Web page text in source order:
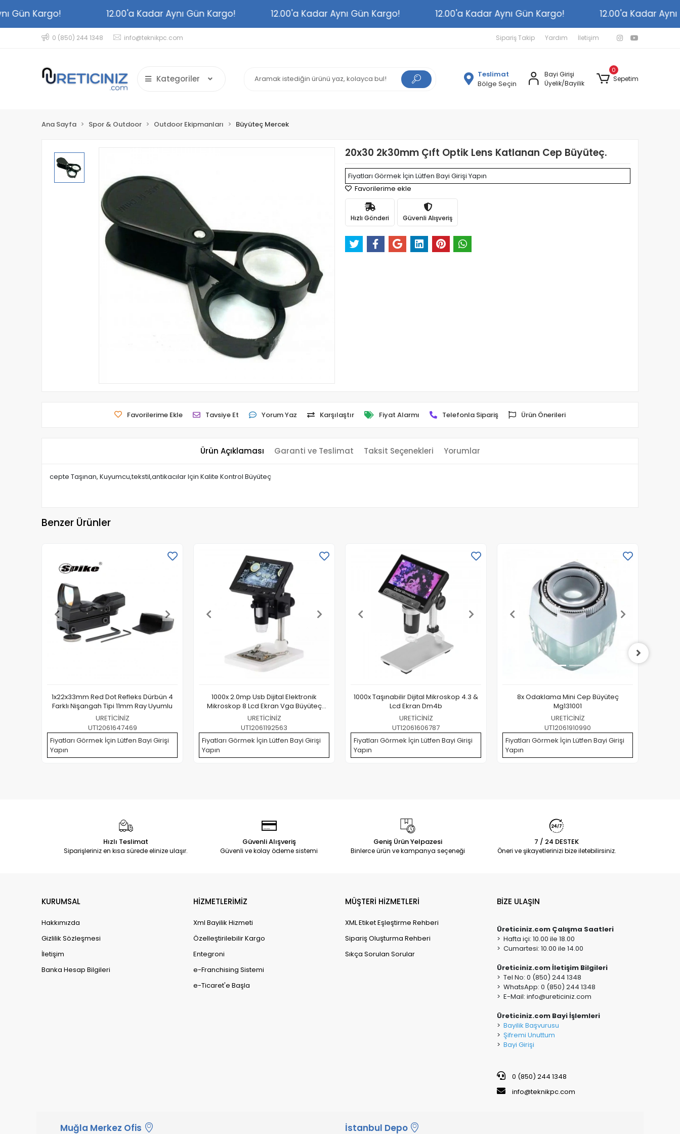
Gün Kargo! 12.00'a Kadar Aynı Gün Kargo! 12.00'a Kadar Aynı Gün Kargo! 12.00'a Kadar Aynı Gün Kargo! 12.00'a Kadar
0 (850) 244 1348 info@teknikpc.com Sipariş Takip Yardım İletişim
Kategoriler
Teslimat
Bölge Seçin
Bayi Girişi
Üyelik/Bayilik
0
Sepetim
Ana Sayfa Spor & Outdoor Outdoor Ekipmanları Büyüteç Mercek
20x30 2k30mm Çıft Optik Lens Katlanan Cep Büyüteç.
Fiyatları Görmek İçin Lütfen Bayi Girişi Yapın
Favorilerime ekle
Hızlı Gönderi Güvenli Alışveriş
Favorilerime Ekle Tavsiye Et Yorum Yaz Karşılaştır Fiyat Alarmı Telefonla Sipariş Ürün Önerileri
Ürün Açıklaması Garanti ve Teslimat Taksit Seçenekleri Yorumlar
cepte Taşınan, Kuyumcu,tekstil,antikacılar Için Kalite Kontrol Büyüteç
Benzer Ürünler
1x22x33mm Red Dot Refleks Dürbün 4
Farklı Nişangah Tipi 11mm Ray Uyumlu
URETİCİNİZ
UT12061647469
Fiyatları Görmek İçin Lütfen Bayi Girişi
Yapın
1000x 2.0mp Usb Dijital Elektronik
Mikroskop 8 Lcd Ekran Vga Büyüteç
Dm4s
URETİCİNİZ
UT12061192563
Fiyatları Görmek İçin Lütfen Bayi Girişi
Yapın
1000x Taşınabilir Dijital Mikroskop 4.3 &
Lcd Ekran Dm4b
URETİCİNİZ
UT12061606787
Fiyatları Görmek İçin Lütfen Bayi Girişi
Yapın
8x Odaklama Mini Cep Büyüteç
Mg131001
URETİCİNİZ
UT12061910990
Fiyatları Görmek İçin Lütfen Bayi Girişi
Yapın
Hızlı Teslimat
Siparişleriniz en kısa sürede elinize ulaşır.
Güvenli Alışveriş
Güvenli ve kolay ödeme sistemi
Geniş Ürün Yelpazesi
Binlerce ürün ve kampanya seçeneği
7 / 24 DESTEK
Öneri ve şikayetlerinizi bize iletebilirsiniz.
KURUMSAL
Hakkımızda
Gizlilik Sözleşmesi
İletişim
Banka Hesap Bilgileri
HİZMETLERİMİZ
Xml Bayilik Hizmeti
Özelleştirilebilir Kargo
Entegroni
e-Franchising Sistemi
e-Ticaret'e Başla
MÜŞTERİ HİZMETLERİ
XML Etiket Eşleştirme Rehberi
Sipariş Oluşturma Rehberi
Sıkça Sorulan Sorular
BİZE ULAŞIN
Üreticiniz.com Çalışma Saatleri
> Hafta içi: 10.00 ile 18.00
> Cumartesi: 10.00 ile 14.00
Üreticiniz.com İletişim Bilgileri
> Tel No: 0 (850) 244 1348
> WhatsApp: 0 (850) 244 1348
> E-Mail: info@ureticiniz.com
Üreticiniz.com Bayi İşlemleri
> Bayilik Başvurusu
> Şifremi Unuttum
> Bayi Girişi
0 (850) 244 1348
info@teknikpc.com
Muğla Merkez Ofis İstanbul Depo